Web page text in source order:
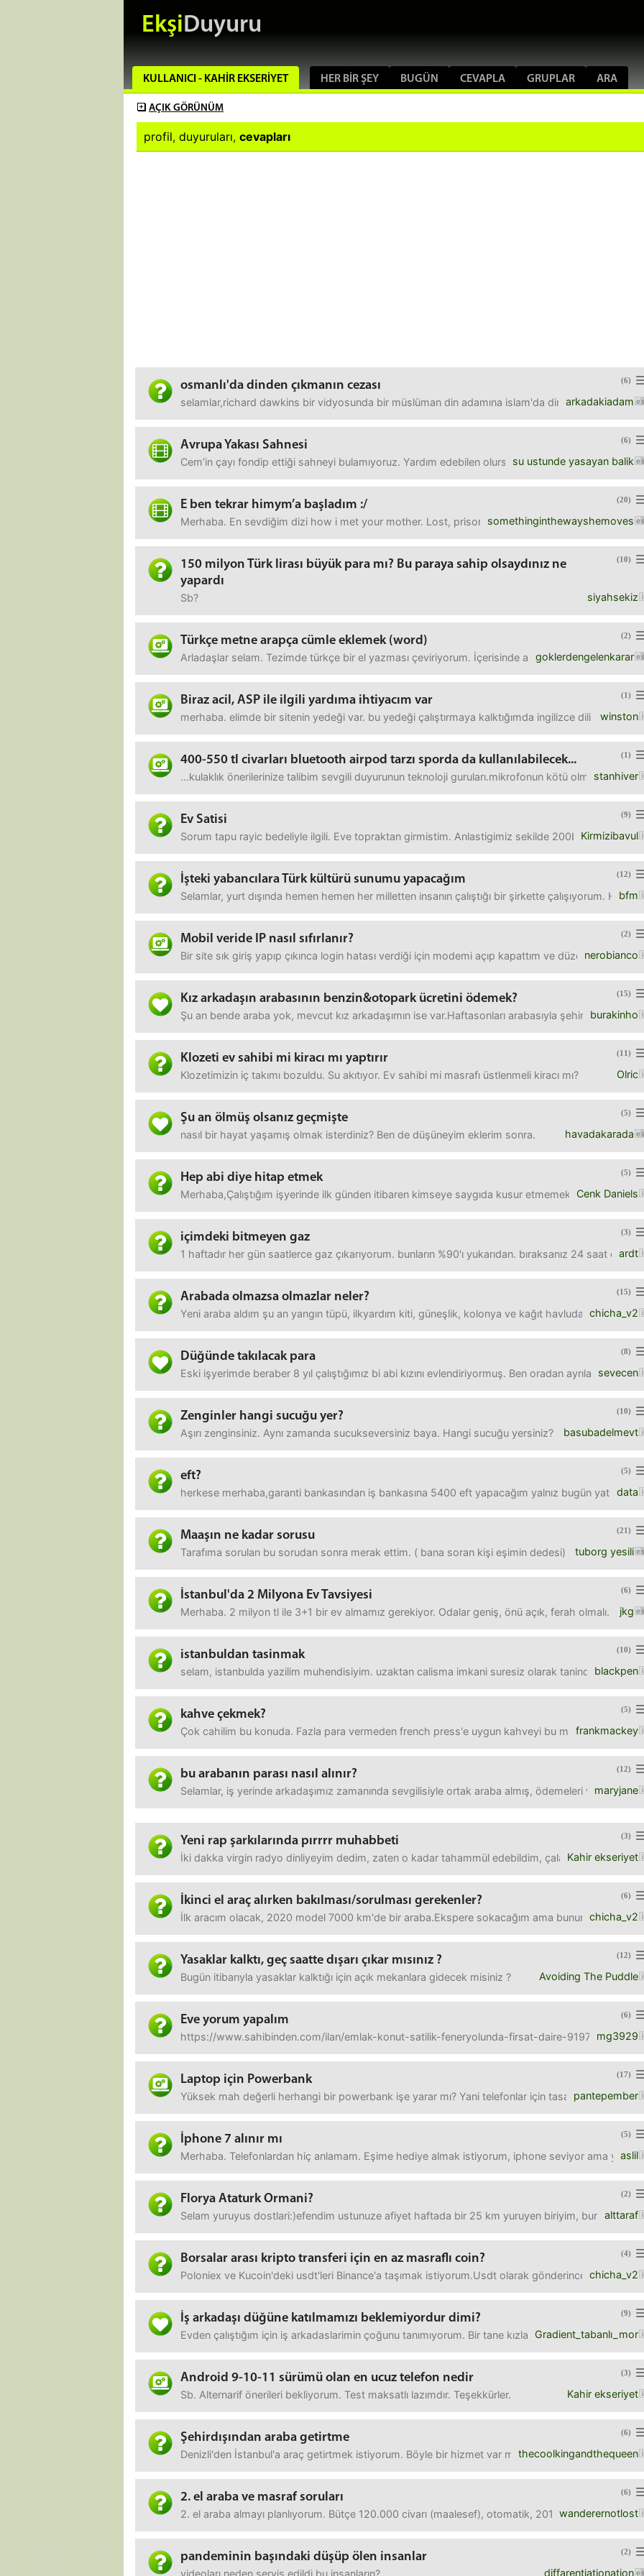
EkşiDuyuru
KULLANICI - KAHIR EKSERIYET HER BIR ŞEY BUGÜN CEVAPLA GRUPLAR ARA
AÇIK GÖRÜNÜM
profil, duyuruları, cevapları
(6)
osmanlı'da dinden çıkmanın cezası
arkadakiadam
selamlar,richard dawkins bir vidyosunda bir müslüman din adamına islam'da dinden çıkmanın
(6)
Avrupa Yakası Sahnesi
su ustunde yasayan balik
Cem’in çayı fondip ettiği sahneyi bulamıyoruz. Yardım edebilen olursa şimdiden teşekkürler.
(20)
E ben tekrar himym’a başladım :/
somethinginthewayshemoves
Merhaba. En sevdiğim dizi how i met your mother. Lost, prison break, the walking dead bayıla
(10)
150 milyon Türk lirası büyük para mı? Bu paraya sahip olsaydınız ne
yapardı
siyahsekiz
Sb?
(2)
Türkçe metne arapça cümle eklemek (word)
goklerdengelenkarar
Arladaşlar selam. Tezimde türkçe bir el yazması çeviriyorum. İçerisinde arapça ayet, hadis, beyit
(1)
Biraz acil, ASP ile ilgili yardıma ihtiyacım var
winston
merhaba. elimde bir sitenin yedeği var. bu yedeği çalıştırmaya kalktığımda ingilizce dili hariç
(1)
400-550 tl civarları bluetooth airpod tarzı sporda da kullanılabilecek...
stanhiver
...kulaklık önerilerinize talibim sevgili duyurunun teknoloji guruları.mikrofonun kötü olmaması
(9)
Ev Satisi
Kirmizibavul
Sorum tapu rayic bedeliyle ilgili. Eve topraktan girmistim. Anlastigimiz sekilde 200bin pesin,
(12)
İşteki yabancılara Türk kültürü sunumu yapacağım
bfm
Selamlar, yurt dışında hemen hemen her milletten insanın çalıştığı bir şirkette çalışıyorum.
(2)
Mobil veride IP nasıl sıfırlanır?
nerobianco
Bir site sık giriş yapıp çıkınca login hatası verdiği için modemi açıp kapattım ve düzeldi.
(15)
Kız arkadaşın arabasının benzin&otopark ücretini ödemek?
burakinho
Şu an bende araba yok, mevcut kız arkadaşımın ise var.Haftasonları arabasıyla şehiriçinde
(11)
Klozeti ev sahibi mi kiracı mı yaptırır
Olric
Klozetimizin iç takımı bozuldu. Su akıtıyor. Ev sahibi mi masrafı üstlenmeli kiracı mı?
(5)
Şu an ölmüş olsanız geçmişte
havadakarada
nasıl bir hayat yaşamış olmak isterdiniz? Ben de düşüneyim eklerim sonra.
(5)
Hep abi diye hitap etmek
Cenk Daniels
Merhaba,Çalıştığım işyerinde ilk günden itibaren kimseye saygıda kusur etmemek adına
(3)
içimdeki bitmeyen gaz
ardt
1 haftadır her gün saatlerce gaz çıkarıyorum. bunların %90'ı yukarıdan. bıraksanız 24 saat
(15)
Arabada olmazsa olmazlar neler?
chicha_v2
Yeni araba aldım şu an yangın tüpü, ilkyardım kiti, güneşlik, kolonya ve kağıt havludan başka
(8)
Düğünde takılacak para
sevecen
Eski işyerimde beraber 8 yıl çalıştığımız bi abi kızını evlendiriyormuş. Ben oradan ayrılalı 12
(10)
Zenginler hangi sucuğu yer?
basubadelmevt
Aşırı zenginsiniz. Aynı zamanda sucukseversiniz baya. Hangi sucuğu yersiniz? Zenginler
(5)
eft?
data
herkese merhaba,garanti bankasından iş bankasına 5400 eft yapacağım yalnız bugün
(21)
Maaşın ne kadar sorusu
tuborg yesili
Tarafıma sorulan bu sorudan sonra merak ettim. ( bana soran kişi eşimin dedesi) Eskiden
(6)
İstanbul'da 2 Milyona Ev Tavsiyesi
jkg
Merhaba. 2 milyon tl ile 3+1 bir ev almamız gerekiyor. Odalar geniş, önü açık, ferah olmalı.
(10)
istanbuldan tasinmak
blackpen
selam, istanbulda yazilim muhendisiyim. uzaktan calisma imkani suresiz olarak tanindi yakin
(5)
kahve çekmek?
frankmackey
Çok cahilim bu konuda. Fazla para vermeden french press'e uygun kahveyi bu manuel
(12)
bu arabanın parası nasıl alınır?
maryjane
Selamlar, iş yerinde arkadaşımız zamanında sevgilisiyle ortak araba almış, ödemeleri vs elinde
(3)
Yeni rap şarkılarında pırrrr muhabbeti
Kahir ekseriyet
İki dakka virgin radyo dinliyeyim dedim, zaten o kadar tahammül edebildim, çalan şarkıların
(6)
İkinci el araç alırken bakılması/sorulması gerekenler?
chicha_v2
İlk aracım olacak, 2020 model 7000 km'de bir araba.Ekspere sokacağım ama bunun harici şunu
(12)
Yasaklar kalktı, geç saatte dışarı çıkar mısınız ?
Avoiding The Puddle
Bugün itibarıyla yasaklar kalktığı için açık mekanlara gidecek misiniz ?
(6)
Eve yorum yapalım
mg3929
https://www.sahibinden.com/ilan/emlak-konut-satilik-feneryolunda-firsat-daire-919743874/
(17)
Laptop için Powerbank
pantepember
Yüksek mah değerli herhangi bir powerbank işe yarar mı? Yani telefonlar için tasarlanmış güçlü
(5)
İphone 7 alınır mı
aslil
Merhaba. Telefonlardan hiç anlamam. Eşime hediye almak istiyorum, iphone seviyor ama
(2)
Florya Ataturk Ormani?
alttaraf
Selam yuruyus dostlari:)efendim ustunuze afiyet haftada bir 25 km yuruyen biriyim, bunun icin
(4)
Borsalar arası kripto transferi için en az masraflı coin?
chicha_v2
Poloniex ve Kucoin'deki usdt'leri Binance'a taşımak istiyorum.Usdt olarak gönderince 800
(9)
İş arkadaşı düğüne katılmamızı beklemiyordur dimi?
Gradient_tabanlı_mor
Evden çalıştığım için iş arkadaslarimin çoğunu tanımıyorum. Bir tane kızla da bir kaç kez
(3)
Android 9-10-11 sürümü olan en ucuz telefon nedir
Kahir ekseriyet
Sb. Alternarif önerileri bekliyorum. Test maksatlı lazımdır. Teşekkürler.
(6)
Şehirdışından araba getirtme
thecoolkingandthequeen
Denizli'den İstanbul'a araç getirtmek istiyorum. Böyle bir hizmet var mıdır?
(6)
2. el araba ve masraf soruları
wanderernotlost
2. el araba almayı planlıyorum. Bütçe 120.000 civarı (maalesef), otomatik, 2012 ve sonrası.
(2)
pandeminin başındaki düşüp ölen insanlar
diffarentiationation
videoları neden servis edildi bu insanların?